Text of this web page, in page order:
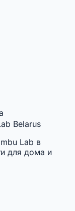
Belarus
Lab в
для дома и